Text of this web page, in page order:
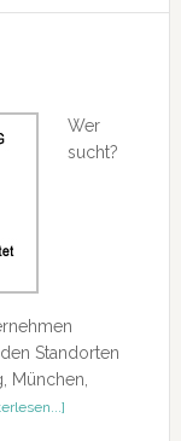
Wer
sucht?
Standorten
München,
ÜberDuale